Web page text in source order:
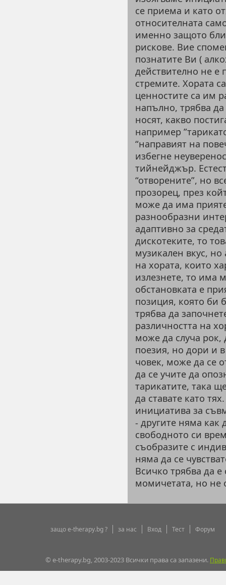
се приема и като
относителната
именно защото
рискове. Вие
познатите Ви (
действително не е
стремите. Хората
ценностите са им
напълно, трябва
носят, какво
например
“направият на
избегне
тийнейджър.
“отворените”, но
прозорец, през
може да има
разнообразни
адаптивно за
дискотеките, то
музикален вкус, но
на хората, които
излезнете, то има
обстановката е
позиция, която би
трябва да
различността на
може да случа рок,
поезия, но дори и
човек, може да се
да се учите да
тарикатите, така
да ставате като
инициатива за
- другите няма как
свободното си
съобразите с
няма да се
Всичко трябва да
момичетата, но не
защо e-therapy.bg ? за нас Вход Тест Форум
© e-therapy.bg, 2003-2023 Всички права са запазени.